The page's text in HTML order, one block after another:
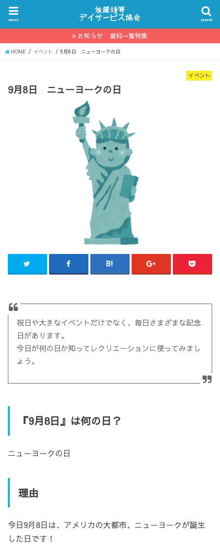
search
menu
お知らせ 資料一覧特集
HOME イベント 9月8日 ニューヨークの日
イベント
9月8日 ニューヨークの日
祝日や大きなイベントだけでなく、毎日さまざまな記念
日があります。
今日が何の日か知ってレクリエーションに使ってみまし
ょう。
『9月8日』は何の日？
ニューヨークの日
理由
今日9月8日は、アメリカの大都市、ニューヨークが誕生
した日です！